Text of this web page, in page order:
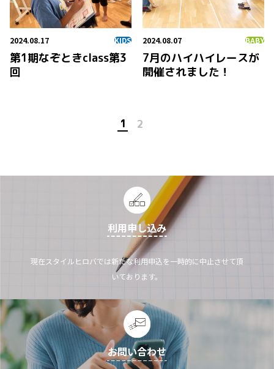
2024.08.17 KIDS
第1期なぞときclass第3
回
2024.08.07 BABY
7月のハイハイレースが
開催されました！
1 2
利用申し込み
現在スタイルヒロバでは新たな利用申込を一時的に中止させて頂
いております。
お問い合わせ